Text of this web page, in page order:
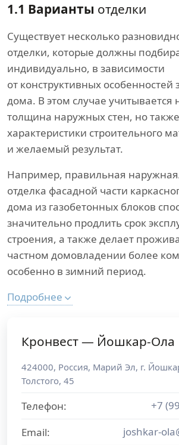
1.1 Варианты отделки
Существует несколько
отделки, которые должны
индивидуально, в зависимости
от конструктивных особенностей
дома. В этом случае учитывается
толщина наружных стен, но
характеристики строительного
и желаемый результат.
Например, правильная
отделка фасадной части
дома из газобетонных блоков
значительно продлить срок
строения, а также делает
частном домовладении более
особенно в зимний период.
Подробнее
Кронвест — Йошкар-Ола
424000, Россия, Марий Эл, г.
Толстого, 45
Телефон:
+7
Email:
joshkar-